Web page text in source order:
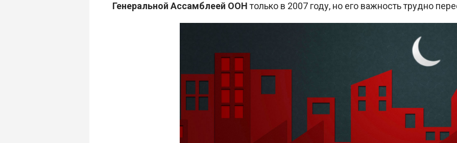
Генеральной Ассамблеей ООНтолько в 2007 году, но его важность трудно